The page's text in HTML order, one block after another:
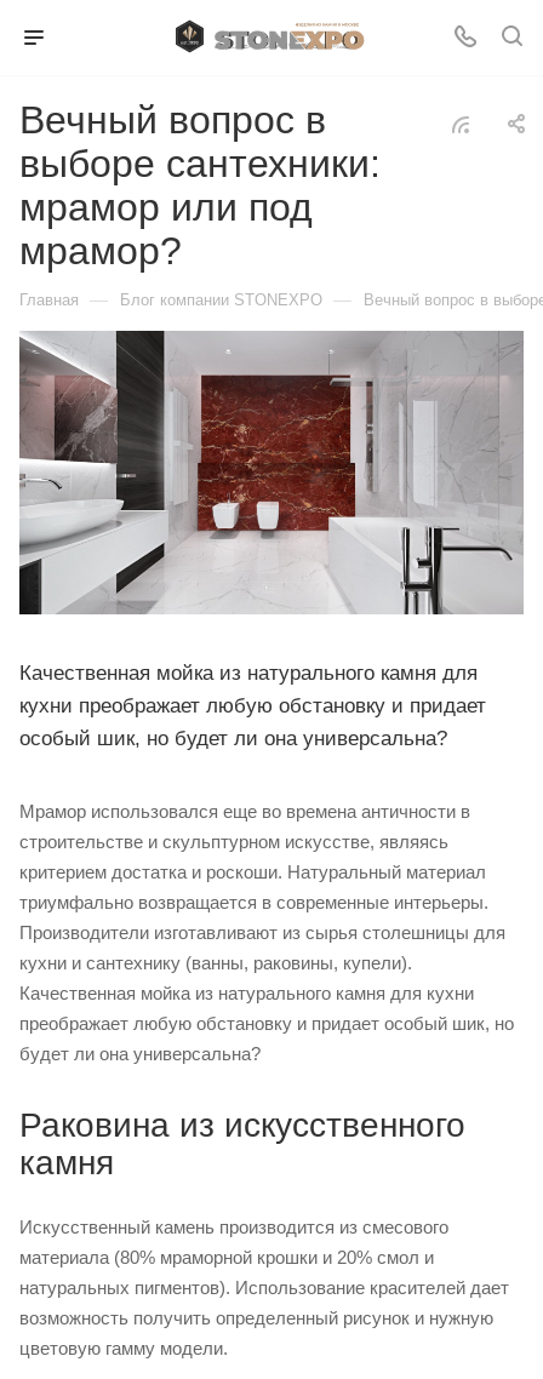
Вечный вопрос в
выборе сантехники:
мрамор или под
мрамор?
Главная — Блог компании STONEXPO — Вечный вопрос в
Качественная мойка из натурального камня для
кухни преображает любую обстановку и придает
особый шик, но будет ли она универсальна?
Мрамор использовался еще во времена античности в
строительстве и скульптурном искусстве, являясь
критерием достатка и роскоши. Натуральный материал
триумфально возвращается в современные интерьеры.
Производители изготавливают из сырья столешницы для
кухни и сантехнику (ванны, раковины, купели).
Качественная мойка из натурального камня для кухни
преображает любую обстановку и придает особый шик, но
будет ли она универсальна?
Раковина из искусственного
камня
Искусственный камень производится из смесового
материала (80% мраморной крошки и 20% смол и
натуральных пигментов). Использование красителей дает
возможность получить определенный рисунок и нужную
цветовую гамму модели.